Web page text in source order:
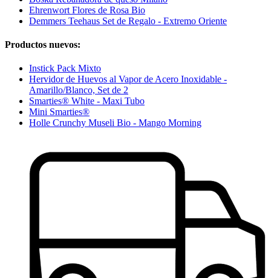
Ehrenwort Flores de Rosa Bio
Demmers Teehaus Set de Regalo - Extremo Oriente
Productos nuevos:
Instick Pack Mixto
Hervidor de Huevos al Vapor de Acero Inoxidable -
Amarillo/Blanco, Set de 2
Smarties® White - Maxi Tubo
Mini Smarties®
Holle Crunchy Museli Bio - Mango Morning